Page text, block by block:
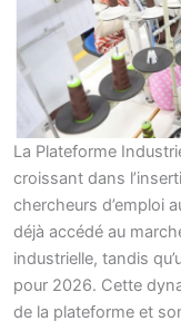
La Plateforme
croissant dans
chercheurs d’emploi
déjà accédé au
industrielle, tandis
pour 2026. Cette
de la plateforme et